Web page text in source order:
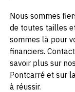
Nous sommes
de toutes tailles
sommes là pour
financiers.
savoir plus sur
Pontcarré et sur
à réussir.